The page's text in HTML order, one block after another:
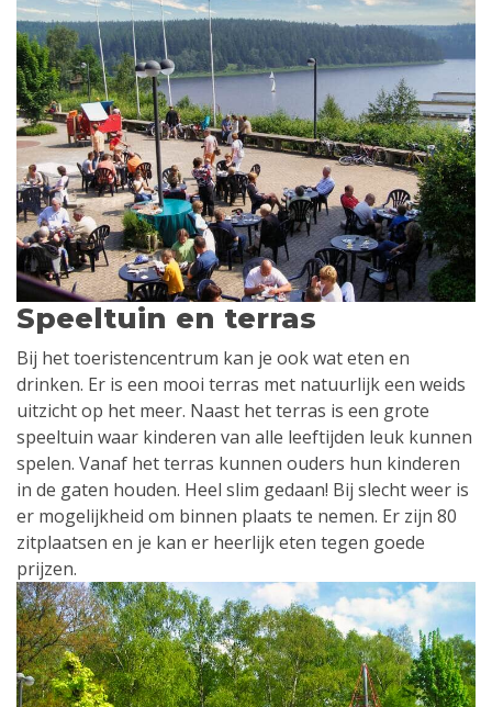
Speeltuin en terras
Bij het toeristencentrum kan je ook wat eten en
drinken. Er is een mooi terras met natuurlijk een weids
uitzicht op het meer. Naast het terras is een grote
speeltuin waar kinderen van alle leeftijden leuk kunnen
spelen. Vanaf het terras kunnen ouders hun kinderen
in de gaten houden. Heel slim gedaan! Bij slecht weer is
er mogelijkheid om binnen plaats te nemen. Er zijn 80
zitplaatsen en je kan er heerlijk eten tegen goede
prijzen.